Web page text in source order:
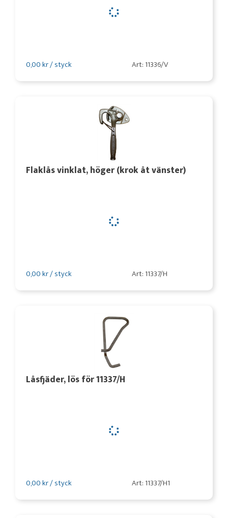
0,00 kr / styck Art: 11336/V
Flaklås vinklat, höger (krok åt vänster)
0,00 kr / styck Art: 11337/H
Låsfjäder, lös för 11337/H
0,00 kr / styck Art: 11337/H1